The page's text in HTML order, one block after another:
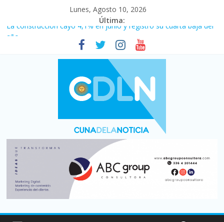
Lunes, Agosto 10, 2026
Última:
La construcción cayó 4,1% en junio y registró su cuarta baja del
Duelo internacional: Falleció Jorge Messi, el papá de Leo
El consumo sigue frenado: las ventas minoristas cayeron 3,8 en
julio y acumulan siete meses en baja
Newell’s cayó 2 a 1 ante Defensa y Justicia en Florencio Varela
por la cuarta fecha del Clausura
El agro argentino logró un récord histórico de exportaciones en
el primer semestre de 2026